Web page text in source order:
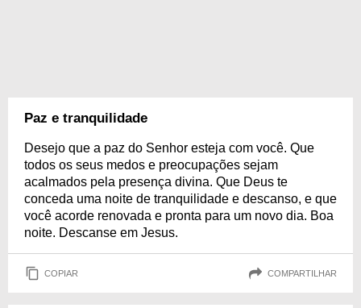
Paz e tranquilidade
Desejo que a paz do Senhor esteja com você. Que
todos os seus medos e preocupações sejam
acalmados pela presença divina. Que Deus te
conceda uma noite de tranquilidade e descanso, e que
você acorde renovada e pronta para um novo dia. Boa
noite. Descanse em Jesus.
COPIAR COMPARTILHAR